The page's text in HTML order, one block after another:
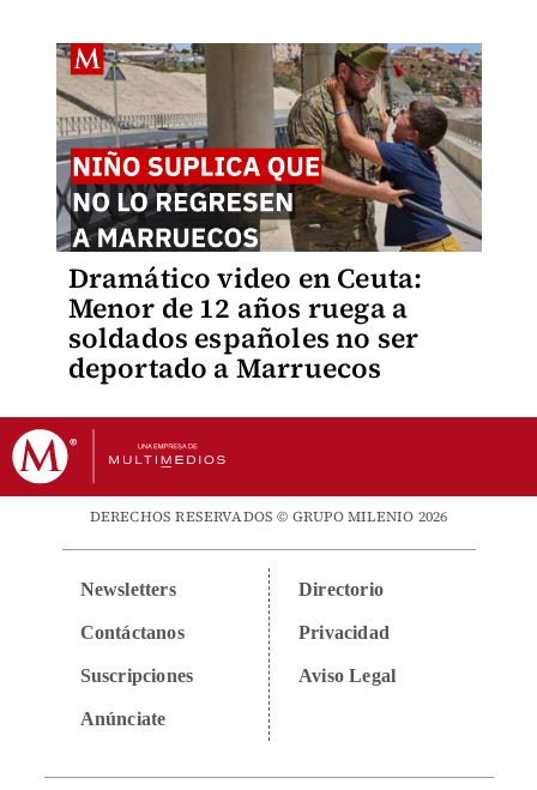
Dramático video en Ceuta:
Menor de 12 años ruega a
soldados españoles no ser
deportado a Marruecos
DERECHOS RESERVADOS © GRUPO MILENIO 2026
Newsletters
Contáctanos
Suscripciones
Anúnciate
Directorio
Privacidad
Aviso Legal